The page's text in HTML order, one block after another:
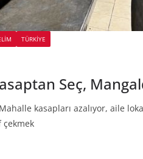
TÜRKIYE
Seç,
kasapları azalıyor, aile
çekmek